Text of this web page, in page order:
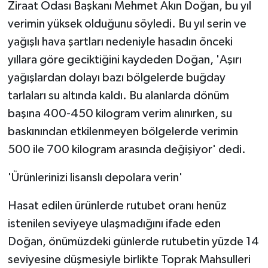
Ziraat Odası Başkanı Mehmet Akın Doğan, bu yıl
verimin yüksek olduğunu söyledi. Bu yıl serin ve
yağışlı hava şartları nedeniyle hasadın önceki
yıllara göre geciktiğini kaydeden Doğan, 'Aşırı
yağışlardan dolayı bazı bölgelerde buğday
tarlaları su altında kaldı. Bu alanlarda dönüm
başına 400-450 kilogram verim alınırken, su
baskınından etkilenmeyen bölgelerde verimin
500 ile 700 kilogram arasında değişiyor' dedi.
'Ürünlerinizi lisanslı depolara verin'
Hasat edilen ürünlerde rutubet oranı henüz
istenilen seviyeye ulaşmadığını ifade eden
Doğan, önümüzdeki günlerde rutubetin yüzde 14
seviyesine düşmesiyle birlikte Toprak Mahsulleri